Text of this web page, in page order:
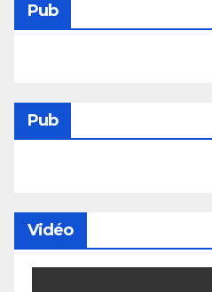
Pub
Pub
Vidéo